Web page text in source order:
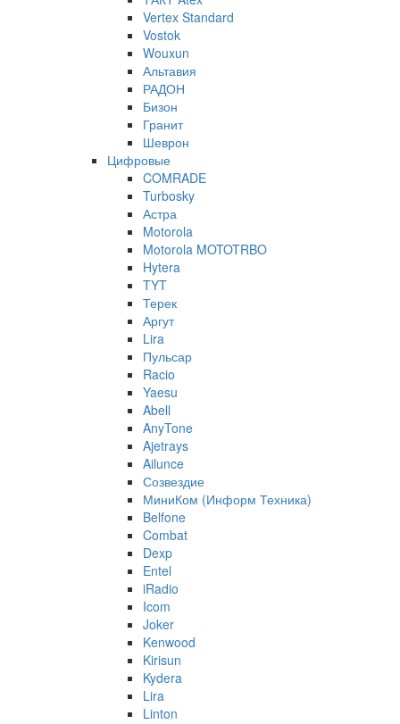
Vertex Standard
Vostok
Wouxun
Альтавия
РАДОН
Бизон
Гранит
Шеврон
Цифровые
COMRADE
Turbosky
Астра
Motorola
Motorola MOTOTRBO
Hytera
TYT
Терек
Аргут
Lira
Пульсар
Racio
Yaesu
Abell
AnyTone
Ajetrays
Ailunce
Созвездие
МиниКом (Информ Техника)
Belfone
Combat
Dexp
Entel
iRadio
Icom
Joker
Kenwood
Kirisun
Kydera
Lira
Linton